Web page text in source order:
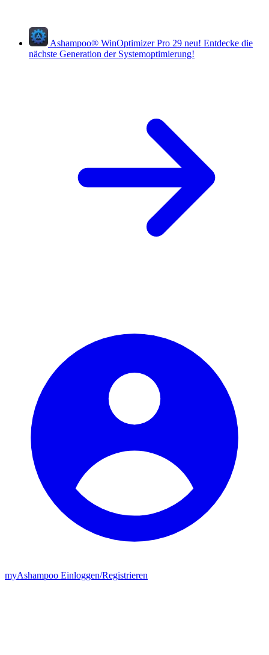
Ashampoo® WinOptimizer Pro 29 neu! Entdecke die
nächste Generation der Systemoptimierung!
myAshampoo Einloggen/Registrieren